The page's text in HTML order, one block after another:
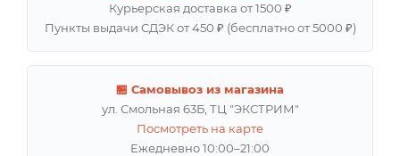
Курьерская доставка от 1500 ₽
Пункты выдачи СДЭК от 450 ₽ (бесплатно от 5000 ₽)
🏪 Самовывоз из магазина
ул. Смольная 63Б, ТЦ "ЭКСТРИМ"
Посмотреть на карте
Ежедневно 10:00–21:00